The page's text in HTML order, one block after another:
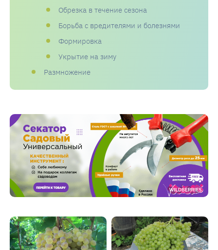
Обрезка в течение сезона
Борьба с вредителями и болезнями
Формировка
Укрытие на зиму
Размножение